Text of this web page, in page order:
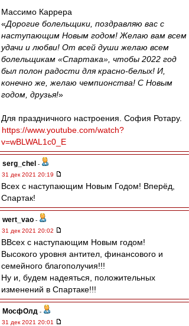
Массимо Каррера
«Дорогие болельщики, поздравляю вас с
наступающим Новым годом! Желаю вам всем
удачи и любви! От всей души желаю всем
болельщикам «Спартака», чтобы 2022 год
был полон радости для красно-белых! И,
конечно же, желаю чемпионства! С Новым
годом, друзья!»
Для праздничного настроения. София Ротару.
https://www.youtube.com/watch?
v=wBLWAL1c0_E
serg_chel -
31 дек 2021 20:19
Всех с наступающим Новым Годом! Вперёд,
Спартак!
wert_vao -
31 дек 2021 20:02
ВВсех с наступающим Новым годом!
Высокого уровня антител, финансового и
семейного благополучия!!!
Ну и, будем надеяться, положительных
изменений в Спартаке!!!
МосфОлд -
31 дек 2021 20:01